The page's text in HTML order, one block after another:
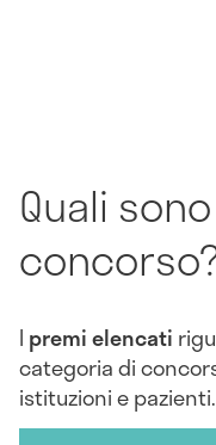
Quali
I premi elencati
categoria di
istituzioni e